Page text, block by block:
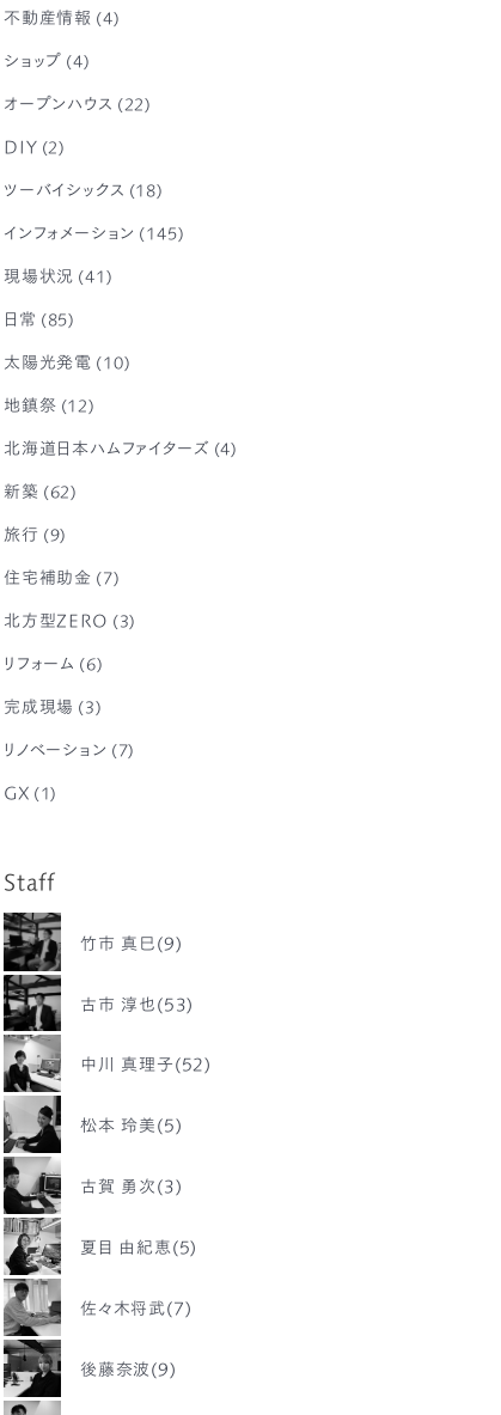
不動産情報 (4)
ショップ (4)
オープンハウス (22)
DIY (2)
ツーバイシックス (18)
インフォメーション (145)
現場状況 (41)
日常 (85)
太陽光発電 (10)
地鎮祭 (12)
北海道日本ハムファイターズ (4)
新築 (62)
旅行 (9)
住宅補助金 (7)
北方型ZERO (3)
リフォーム (6)
完成現場 (3)
リノベーション (7)
GX (1)
Staff
竹市 真巳(9)
古市 淳也(53)
中川 真理子(52)
松本 玲美(5)
古賀 勇次(3)
夏目 由紀恵(5)
佐々木将武(7)
後藤奈波(9)